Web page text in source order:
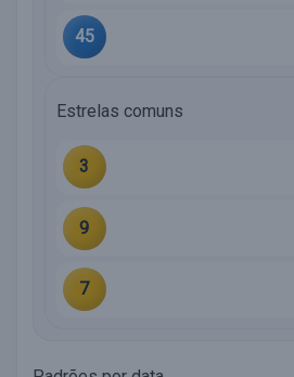
45
Estrelas comuns
3
9
7